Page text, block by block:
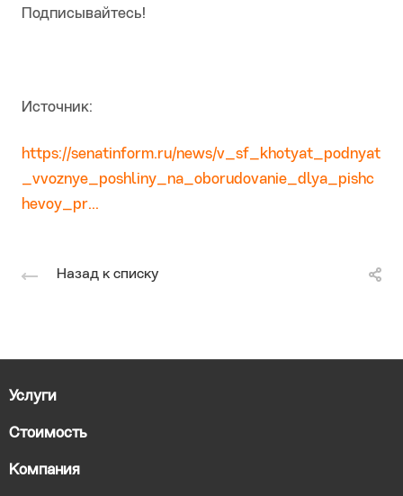
Подписывайтесь!
Источник:
https://senatinform.ru/news/v_sf_khotyat_podnyat
_vvoznye_poshliny_na_oborudovanie_dlya_pishc
hevoy_pr...
Назад к списку
Услуги
Стоимость
Компания